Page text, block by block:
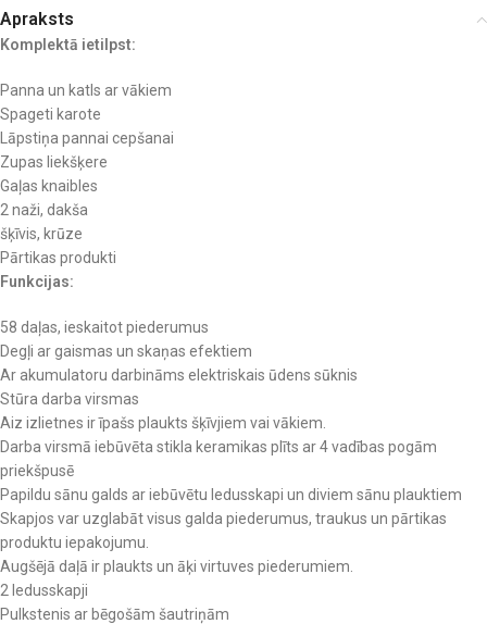
Apraksts
Komplektā ietilpst:
Panna un katls ar vākiem
Spageti karote
Lāpstiņa pannai cepšanai
Zupas liekšķere
Gaļas knaibles
2 naži, dakša
šķīvis, krūze
Pārtikas produkti
Funkcijas:
58 daļas, ieskaitot piederumus
Degļi ar gaismas un skaņas efektiem
Ar akumulatoru darbināms elektriskais ūdens sūknis
Stūra darba virsmas
Aiz izlietnes ir īpašs plaukts šķīvjiem vai vākiem.
Darba virsmā iebūvēta stikla keramikas plīts ar 4 vadības pogām
priekšpusē
Papildu sānu galds ar iebūvētu ledusskapi un diviem sānu plauktiem
Skapjos var uzglabāt visus galda piederumus, traukus un pārtikas
produktu iepakojumu.
Augšējā daļā ir plaukts un āķi virtuves piederumiem.
2 ledusskapji
Pulkstenis ar bēgošām šautriņām